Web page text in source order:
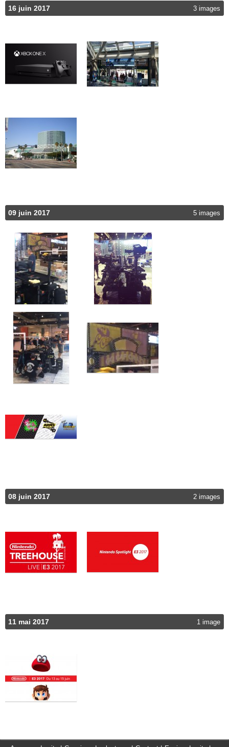
16 juin 2017 3 images
09 juin 2017 5 images
08 juin 2017 2 images
11 mai 2017 1 image